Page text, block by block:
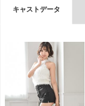
キャストデータ